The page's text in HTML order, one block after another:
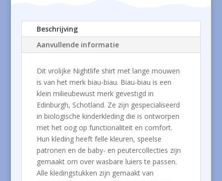
Beschrijving
Aanvullende informatie
Dit vrolijke Nightlife shirt met lange mouwen
is van het merk biau-biau. Biau-biau is een
klein milieubewust merk gevestigd in
Edinburgh, Schotland. Ze zijn gespecialiseerd
in biologische kinderkleding die is ontworpen
met het oog op functionaliteit en comfort.
Hun kleding heeft felle kleuren, speelse
patronen en de baby- en peutercollecties zijn
gemaakt om over wasbare luiers te passen.
Alle kledingstukken zijn gemaakt van